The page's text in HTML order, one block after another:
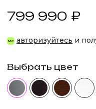
799 990 ₽
авторизуйтесь и
Выбрать цвет